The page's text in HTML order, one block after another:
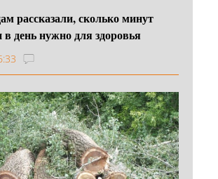
рассказали, сколько минут
в день нужно для здоровья